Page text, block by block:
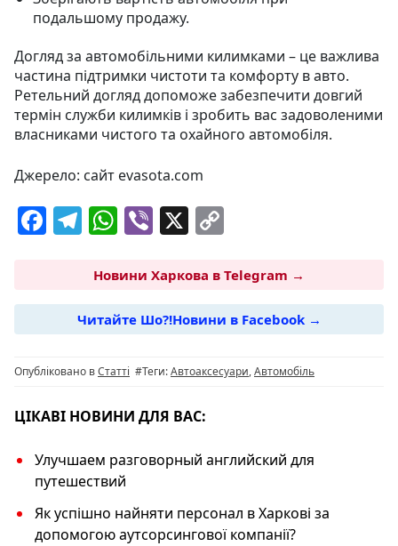
подальшому продажу.
Догляд за автомобільними килимками – це важлива
частина підтримки чистоти та комфорту в авто.
Ретельний догляд допоможе забезпечити довгий
термін служби килимків і зробить вас задоволеними
власниками чистого та охайного автомобіля.
Джерело: сайт evasota.com
F
e
b
o
k
T
e
g
ra
m
W
at
s
A
p
Vi
er
X
p
y
Li
n
k
Новини Харкова в Telegram →
Читайте Шо?!Новини в Facebook →
Опубліковано вСтатті #Теги:Автоаксесуари,Автомобіль
ЦІКАВІ НОВИНИ ДЛЯ ВАС:
Улучшаем разговорный английский для
путешествий
Як успішно найняти персонал в Харкові за
допомогою аутсорсингової компанії?